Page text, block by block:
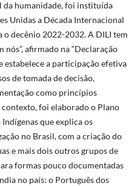
humanidade, foi instituída
Unidas a Década Internacional
o decênio 2022-2032. A DILI tem
nós”, afirmado na “Declaração
estabelece a participação efetiva
de tomada de decisão,
como princípios
foi elaborado o Plano
que explica os
no Brasil, com a criação do
e mais dois outros grupos de
formas pouco documentadas
no país: o Português dos